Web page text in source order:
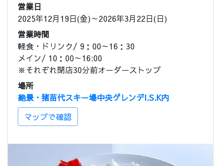
営業日
2025年12月19日(金)～2026年3月22日(日)
営業時間
軽食・ドリンク/ 9：00～16：30
メイン/ 10：00～16:00
※それぞれ閉店30分前オーダーストップ
場所
絶景・猪苗代スキー場中央ゲレンデI.S.K内
マップで確認